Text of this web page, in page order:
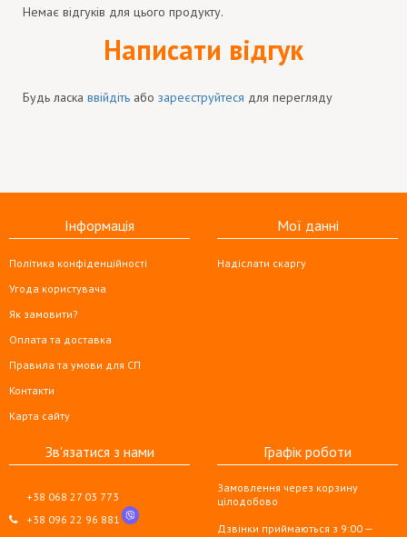
Немає відгуків для цього продукту.
Написати відгук
Будь ласка ввійдіть або зареєструйтеся для перегляду
Інформація
Політика конфіденційності
Угода користувача
Як замовити?
Оплата та доставка
Правила та умови для СП
Контакти
Карта сайту
Мої данні
Надіслати скаргу
Зв'язатися з нами
+38 068 27 03 773
+38 096 22 96 881
Графік роботи
Замовлення через корзину
цілодобово
Дзвінки приймаються з 9:00 —